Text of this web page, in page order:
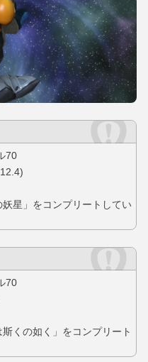
70
星」をコンプリートしてい
70
くの如く」をコンプリート